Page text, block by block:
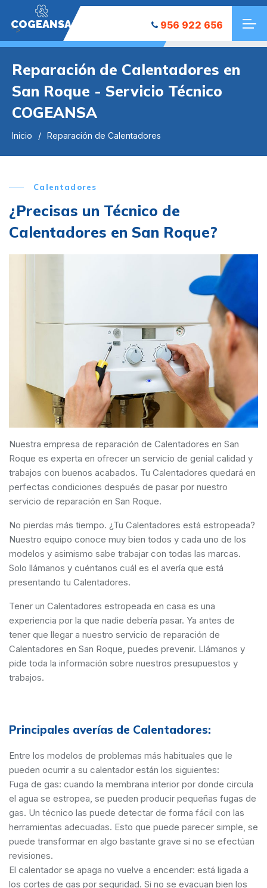
COGEANSA
"> 956 922 656
Reparación de Calentadores en
San Roque - Servicio Técnico
COGEANSA
Inicio Reparación de Calentadores
Calentadores
¿Precisas un Técnico de
Calentadores en San Roque?
Nuestra empresa de reparación de Calentadores en San
Roque es experta en ofrecer un servicio de genial calidad y
trabajos con buenos acabados. Tu Calentadores quedará en
perfectas condiciones después de pasar por nuestro
servicio de reparación en San Roque.
No pierdas más tiempo. ¿Tu Calentadores está estropeada?
Nuestro equipo conoce muy bien todos y cada uno de los
modelos y asimismo sabe trabajar con todas las marcas.
Solo llámanos y cuéntanos cuál es el avería que está
presentando tu Calentadores.
Tener un Calentadores estropeada en casa es una
experiencia por la que nadie debería pasar. Ya antes de
tener que llegar a nuestro servicio de reparación de
Calentadores en San Roque, puedes prevenir. Llámanos y
pide toda la información sobre nuestros presupuestos y
trabajos.
Principales averías de Calentadores:
Entre los modelos de problemas más habituales que le
pueden ocurrir a su calentador están los siguientes:
Fuga de gas: cuando la membrana interior por donde circula
el agua se estropea, se pueden producir pequeñas fugas de
gas. Un técnico las puede detectar de forma fácil con las
herramientas adecuadas. Esto que puede parecer simple, se
puede transformar en algo bastante grave si no se efectúan
revisiones.
El calentador se apaga no vuelve a encender: está ligada a
los cortes de gas por seguridad. Si no se evacuan bien los